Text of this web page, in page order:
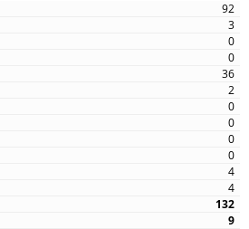
92
3
0
0
36
2
0
0
0
0
4
4
132
9